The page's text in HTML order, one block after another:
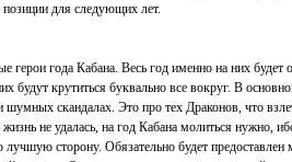
позиции для следующих лет.
герои года Кабана. Весь год именно на них будет
будут крутиться буквально все вокруг. В
шумных скандалах. Это про тех Драконов, что
не удалась, на год Кабана молиться нужно,
лучшую сторону. Обязательно будет